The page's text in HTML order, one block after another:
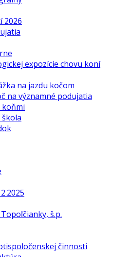
2026
expozície chovu koní
na jazdu kočom
na významné podujatia
koňmi
škola
š.p.
činnosti